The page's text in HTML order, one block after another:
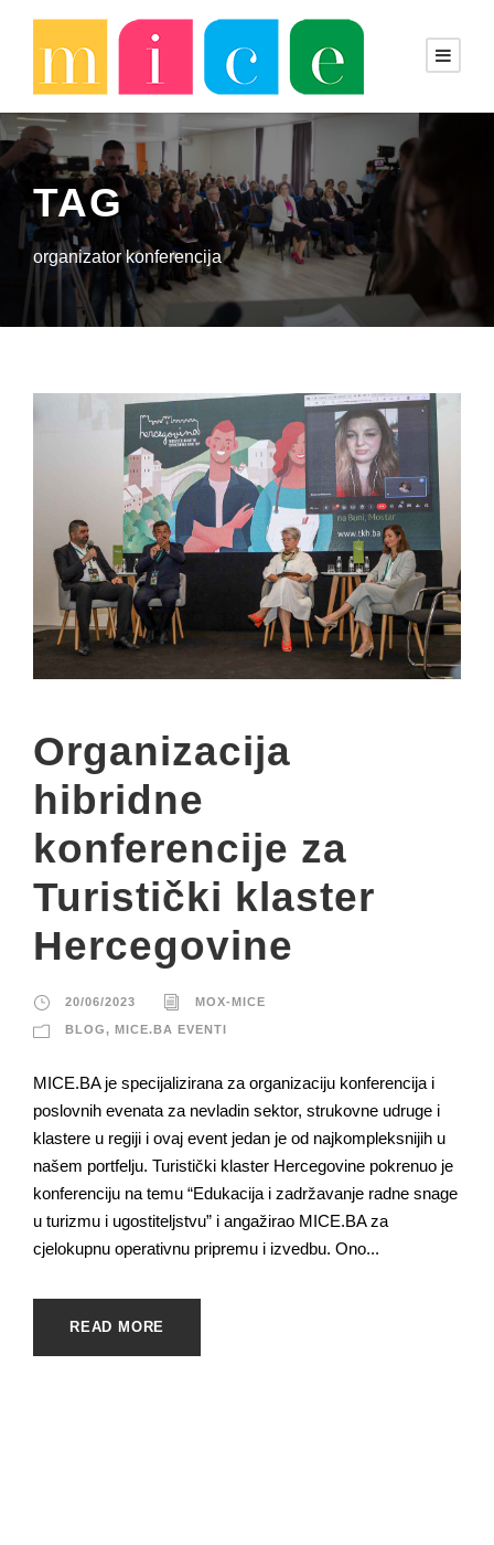
TAG
organizator konferencija
Organizacija
hibridne
konferencije za
Turistički klaster
Hercegovine
20/06/2023 MOX-MICE
BLOG, MICE.BA EVENTI
MICE.BA je specijalizirana za organizaciju konferencija i
poslovnih evenata za nevladin sektor, strukovne udruge i
klastere u regiji i ovaj event jedan je od najkompleksnijih u
našem portfelju. Turistički klaster Hercegovine pokrenuo je
konferenciju na temu “Edukacija i zadržavanje radne snage
u turizmu i ugostiteljstvu” i angažirao MICE.BA za
cjelokupnu operativnu pripremu i izvedbu. Ono...
READ MORE